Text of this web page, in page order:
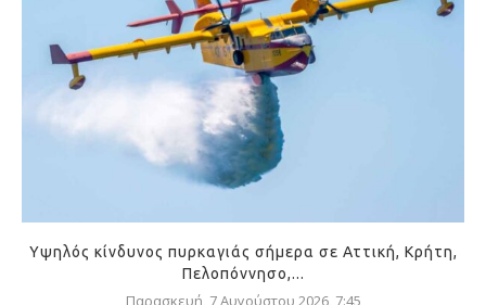
Υψηλός κίνδυνος πυρκαγιάς σήμερα σε Αττική, Κρήτη,
Πελοπόννησο,...
Παρασκευή, 7 Αυγούστου 2026, 7:45